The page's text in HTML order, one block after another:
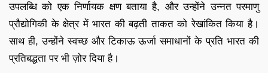
उपलब्धि को एक निर्णायक क्षण बताया है, और उन्होंने उन्नत परमाणु
प्रौद्योगिकी के क्षेत्र में भारत की बढ़ती ताकत को रेखांकित किया है।
साथ ही, उन्होंने स्वच्छ और टिकाऊ ऊर्जा समाधानों के प्रति भारत की
प्रतिबद्धता पर भी ज़ोर दिया है।